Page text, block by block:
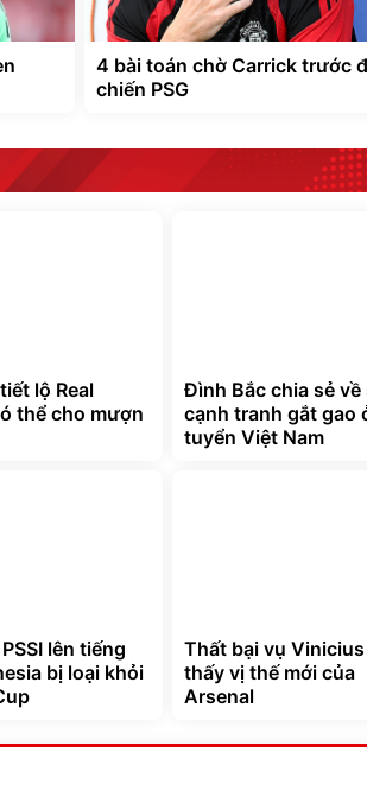
4 bài toán chờ Carrick trước
chiến PSG
lộ Real
thể cho mượn
Đình Bắc chia sẻ về
cạnh tranh gắt gao
tuyển Việt Nam
lên tiếng
bị loại khỏi
Thất bại vụ
thấy vị thế mới của
Arsenal